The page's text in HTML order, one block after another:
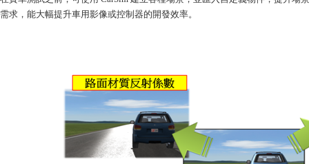
需求，能大幅提升車用影像或控制器的開發效率。